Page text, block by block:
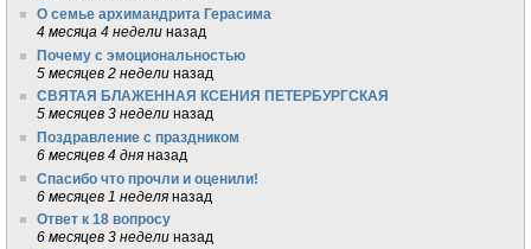
О семье архимандрита Герасима
4 месяца 4 недели назад
Почему с эмоциональностью
5 месяцев 2 недели назад
СВЯТАЯ БЛАЖЕННАЯ КСЕНИЯ ПЕТЕРБУРГСКАЯ
5 месяцев 3 недели назад
Поздравление с праздником
6 месяцев 4 дня назад
Спасибо что прочли и оценили!
6 месяцев 1 неделя назад
Ответ к 18 вопросу
6 месяцев 3 недели назад